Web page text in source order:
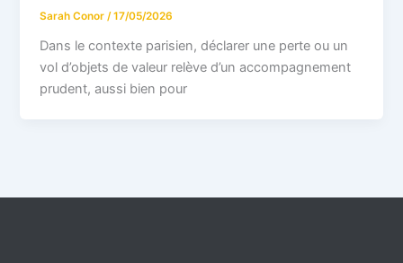
Sarah Conor/17/05/2026
Dans le contexte parisien, déclarer une perte ou un
vol d’objets de valeur relève d’un accompagnement
prudent, aussi bien pour